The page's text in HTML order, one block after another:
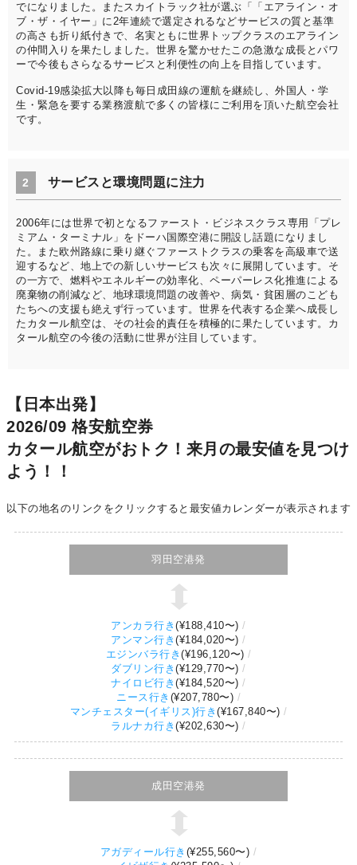
でになりました。またスカイトラック社が選ぶ「「エアライン・オ
ブ・ザ・イヤー」に2年連続で選定されるなどサービスの質と基準
の高さも折り紙付きで、名実ともに世界トップクラスのエアライン
の仲間入りを果たしました。世界を驚かせたこの急激な成長とパワ
ーで今後もさらなるサービスと利便性の向上を目指しています。
Covid-19感染拡大以降も毎日成田線の運航を継続し、外国人・学
生・緊急を要する業務渡航で多くの皆様にご利用を頂いた航空会社
です。
2 サービスと環境問題に注力
2006年には世界で初となるファースト・ビジネスクラス専用「プレ
ミアム・ターミナル」をドーハ国際空港に開設し話題になりまし
た。また欧州路線に乗り継ぐファーストクラスの乗客を高級車で送
迎するなど、地上での新しいサービスも次々に展開しています。そ
の一方で、燃料やエネルギーの効率化、ペーパーレス化推進による
廃棄物の削減など、地球環境問題の改善や、病気・貧困層のこども
たちへの支援も絶えず行っています。世界を代表する企業へ成長し
たカタール航空は、その社会的責任を積極的に果たしています。カ
タール航空の今後の活動に世界が注目しています。
【日本出発】
2026/09 格安航空券
カタール航空がおトク！来月の最安値を見つけ
よう！！
以下の地名のリンクをクリックすると最安値カレンダーが表示されます
羽田空港発
アンカラ行き(¥188,410〜)
アンマン行き(¥184,020〜)
エジンバラ行き (¥196,120〜)
ダブリン行き(¥129,770〜)
ナイロビ行き(¥184,520〜)
ニース行き (¥207,780〜)
マンチェスター(イギリス)行き (¥167,840〜)
ラルナカ行き(¥202,630〜)
成田空港発
アガディール行き (¥255,560〜)